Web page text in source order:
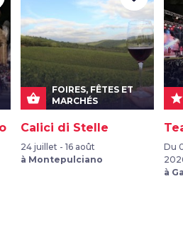
shopping_basket
FOIRES, FÊTES ET
MARCHÉS
Calici di Stelle
24 juillet - 16 août
à Montepulciano
Du
à